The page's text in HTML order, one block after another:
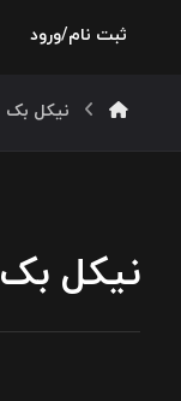
ثبت نام/ورود
نیکل بک
نیکل بک